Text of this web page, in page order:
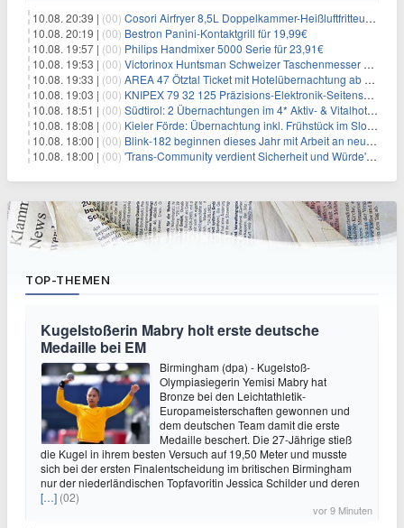
10.08. 20:39 | (00) Cosori Airfryer 8,5L Doppelkammer-Heißluftfritteuse mit Sichtfenster für 139,94€
10.08. 20:19 | (00) Bestron Panini-Kontaktgrill für 19,99€
10.08. 19:57 | (00) Philips Handmixer 5000 Serie für 23,91€
10.08. 19:53 | (00) Victorinox Huntsman Schweizer Taschenmesser mit 15 Funktionen für 31,65€
10.08. 19:33 | (00) AREA 47 Ötztal Ticket mit Hotelübernachtung ab 109€ p.P.
10.08. 19:03 | (00) KNIPEX 79 32 125 Präzisions-Elektronik-Seitenschneider für 25,94€
10.08. 18:51 | (00) Südtirol: 2 Übernachtungen im 4* Aktiv- & Vitalhotel Taubers Unterwirt inkl. Verwöhnpension + Wellness ab 239€ p.P.
10.08. 18:08 | (00) Kieler Förde: Übernachtung inkl. Frühstück im SlowDown Bottsand inkl. Wellness ab 49,50€ p.P.
10.08. 18:00 | (00) Blink-182 beginnen dieses Jahr mit Arbeit an neuem Album
10.08. 18:00 | (00) 'Trans-Community verdient Sicherheit und Würde': 'Harry Potter'-TV-Star Bel Powley widerspricht J.K. Rowling
TOP-THEMEN
Kugelstoßerin Mabry holt erste deutsche
Medaille bei EM
Birmingham (dpa) - Kugelstoß-
Olympiasiegerin Yemisi Mabry hat
Bronze bei den Leichtathletik-
Europameisterschaften gewonnen und
dem deutschen Team damit die erste
Medaille beschert. Die 27-Jährige stieß
die Kugel in ihrem besten Versuch auf 19,50 Meter und musste
sich bei der ersten Finalentscheidung im britischen Birmingham
nur der niederländischen Topfavoritin Jessica Schilder und deren
[…] (02)
vor 9 Minuten